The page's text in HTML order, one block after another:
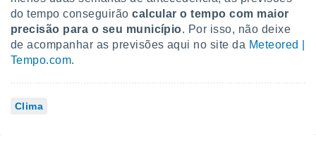
do tempo conseguirãocalcular o tempo com maior
precisão para o seu município. Por isso, não deixe
de acompanhar as previsões aqui no site da Meteored |
Tempo.com.
Clima